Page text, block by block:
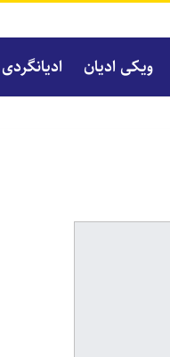
ویکی ادیان ادیانگردی